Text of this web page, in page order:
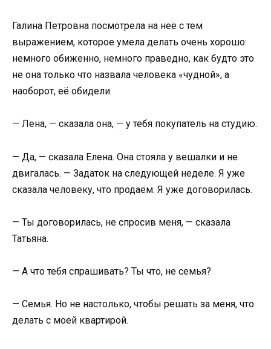
Галина Петровна посмотрела на неё с тем
выражением, которое умела делать очень хорошо:
немного обиженно, немного праведно, как будто это
не она только что назвала человека «чудной», а
наоборот, её обидели.
— Лена, — сказала она, — у тебя покупатель на студию.
— Да, — сказала Елена. Она стояла у вешалки и не
двигалась. — Задаток на следующей неделе. Я уже
сказала человеку, что продаём. Я уже договорилась.
— Ты договорилась, не спросив меня, — сказала
Татьяна.
— А что тебя спрашивать? Ты что, не семья?
— Семья. Но не настолько, чтобы решать за меня, что
делать с моей квартирой.